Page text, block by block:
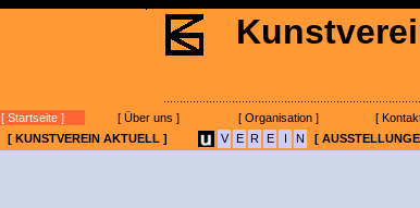
[ Startseite ]
[ Über uns ] [ Organisation ] [
[ KUNSTVEREIN AKTUELL ]
V E R E I N [